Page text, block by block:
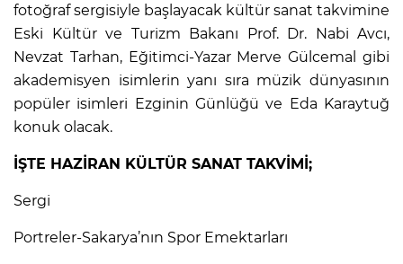
fotoğraf sergisiyle başlayacak kültür sanat takvimine
Eski Kültür ve Turizm Bakanı Prof. Dr. Nabi Avcı,
Nevzat Tarhan, Eğitimci-Yazar Merve Gülcemal gibi
akademisyen isimlerin yanı sıra müzik dünyasının
popüler isimleri Ezginin Günlüğü ve Eda Karaytuğ
konuk olacak.
İŞTE HAZİRAN KÜLTÜR SANAT TAKVİMİ;
Sergi
Portreler-Sakarya’nın Spor Emektarları